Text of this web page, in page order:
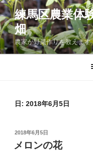
コ
ン
テ
ン
ツ
練馬区農業
畑
農家が野菜作りを教えます
日: 2018年6月5日
投
日:
2018年6月5日
メロンの花